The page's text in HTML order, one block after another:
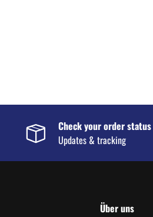
Check your order status
Updates & tracking
Über uns